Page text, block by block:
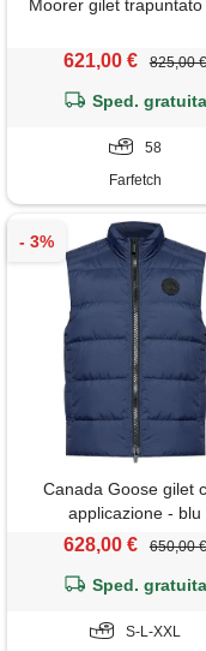
Moorer gilet trapuntato
621,00 € 825,00 €
Sped. gratuita
58
Farfetch
Canada Goose gilet
applicazione - blu
628,00 € 650,00 €
Sped. gratuita
S-L-XXL